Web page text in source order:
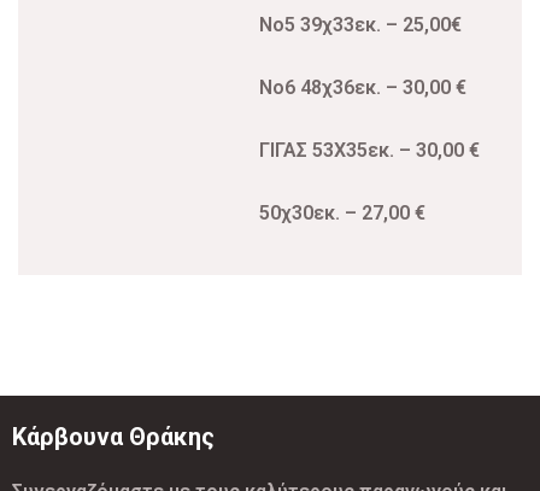
Νο5 39χ33εκ. – 25,00€
Νο6 48χ36εκ. – 30,00 €
ΓΙΓΑΣ 53Χ35εκ. – 30,00 €
50χ30εκ. – 27,00 €
Κάρβουνα Θράκης